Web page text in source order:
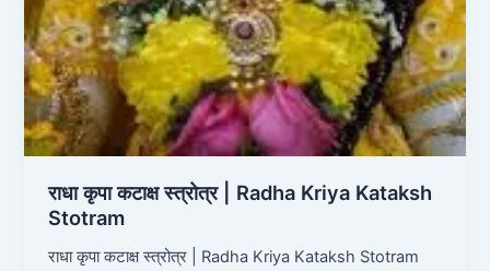
राधा कृपा कटाक्ष स्त्रोत्र | Radha Kriya Kataksh
Stotram
राधा कृपा कटाक्ष स्त्रोत्र | Radha Kriya Kataksh Stotram